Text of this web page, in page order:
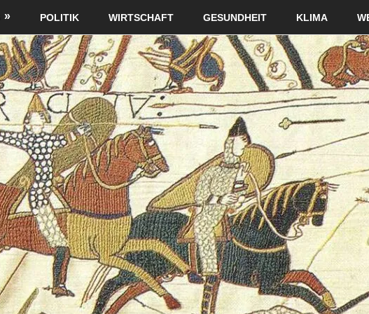
POLITIK WIRTSCHAFT GESUNDHEIT KLIMA